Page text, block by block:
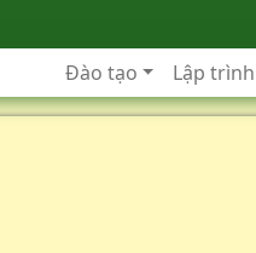
Đào tạo Lập trình